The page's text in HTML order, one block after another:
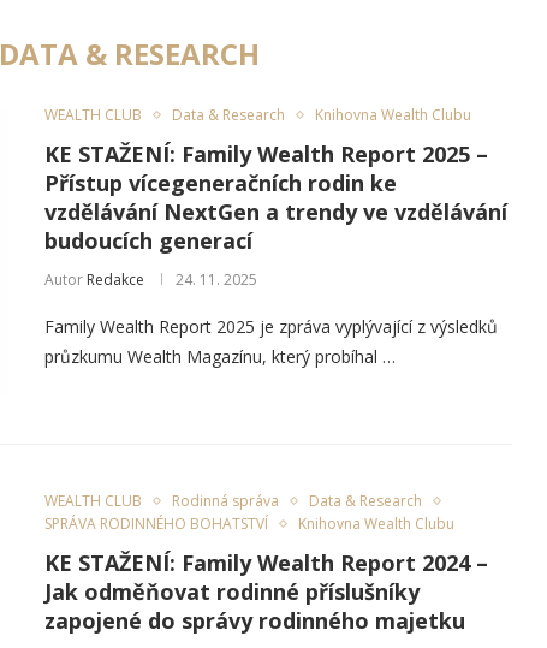
DATA & RESEARCH
WEALTH CLUB Data & Research Knihovna Wealth Clubu
KE STAŽENÍ: Family Wealth Report 2025 –
Přístup vícegeneračních rodin ke
vzdělávání NextGen a trendy ve vzdělávání
budoucích generací
Autor Redakce 24. 11. 2025
Family Wealth Report 2025 je zpráva vyplývající z výsledků
průzkumu Wealth Magazínu, který probíhal …
WEALTH CLUB Rodinná správa
Data & Research
SPRÁVA RODINNÉHO BOHATSTVÍ
Knihovna Wealth Clubu
KE STAŽENÍ: Family Wealth Report 2024 –
Jak odměňovat rodinné příslušníky
zapojené do správy rodinného majetku